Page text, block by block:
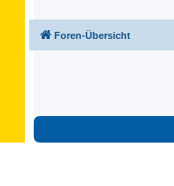
Foren-Übersicht